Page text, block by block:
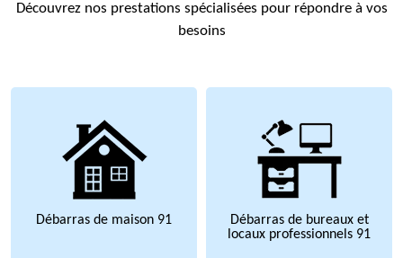
Découvrez nos prestations spécialisées pour répondre à vos
besoins
Débarras de maison 91
Débarras de bureaux et
locaux professionnels 91